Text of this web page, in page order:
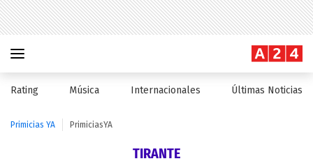
Rating Música Internacionales Últimas Noticias
Primicias YA PrimiciasYA
TIRANTE